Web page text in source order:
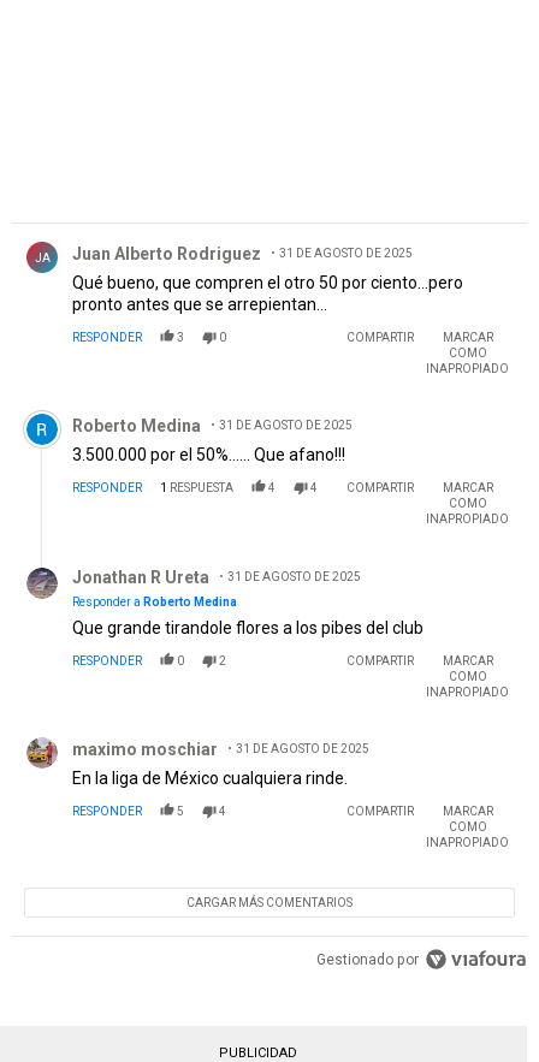
JA Juan Alberto Rodriguez 31 DE AGOSTO DE 2025
Qué bueno, que compren el otro 50 por ciento…pero
pronto antes que se arrepientan…
RESPONDER 3 0 COMPARTIR
MARCAR
COMO
INAPROPIADO
Comentario de Roberto Medina.
Roberto Medina 31 DE AGOSTO DE 2025
3.500.000 por el 50%...... Que afano!!!
RESPONDER 1 RESPUESTA 4 4 COMPARTIR
MARCAR
COMO
INAPROPIADO
Jonathan R Ureta
31 DE AGOSTO DE 2025
Responder a Roberto Medina
Que grande tirandole flores a los pibes del club
RESPONDER 0 2 COMPARTIR
MARCAR
COMO
INAPROPIADO
maximo moschiar 31 DE AGOSTO DE 2025
En la liga de México cualquiera rinde.
RESPONDER 5 4 COMPARTIR
MARCAR
COMO
INAPROPIADO
CARGAR MÁS COMENTARIOS
Gestionado por
PUBLICIDAD